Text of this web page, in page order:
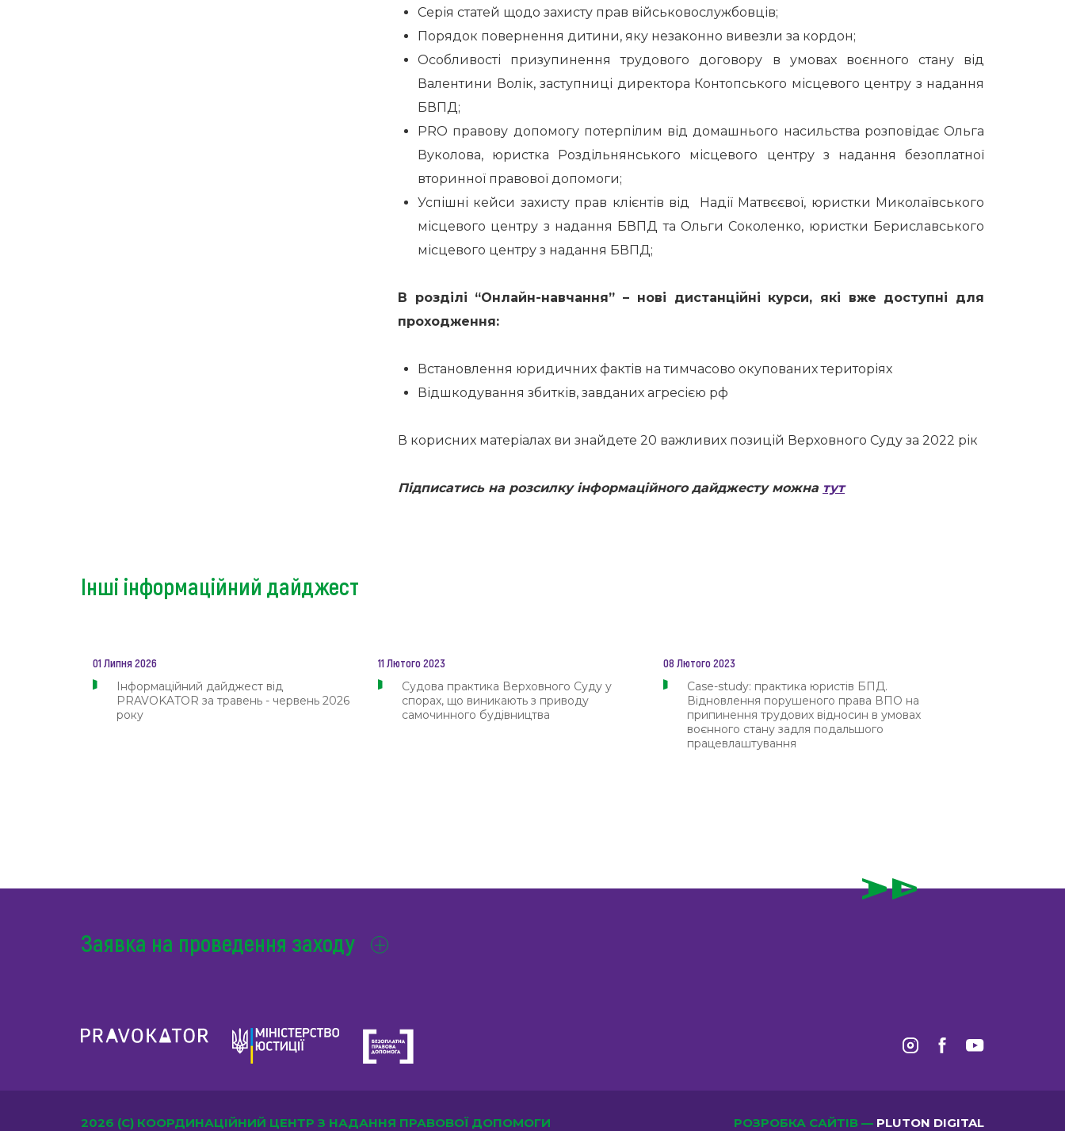
Серія статей щодо захисту прав військовослужбовців;
Порядок повернення дитини, яку незаконно вивезли за кордон;
Особливості призупинення трудового договору в умовах воєнного стану від
Валентини Волік, заступниці директора Контопського місцевого центру з надання
БВПД;
PRO правову допомогу потерпілим від домашнього насильства розповідає Ольга
Вуколова, юристка Роздільнянського місцевого центру з надання безоплатної
вторинної правової допомоги;
Успішні кейси захисту прав клієнтів від Надії Матвєєвої, юристки Миколаївського
місцевого центру з надання БВПД та Ольги Соколенко, юристки Бериславського
місцевого центру з надання БВПД;
В розділі “Онлайн-навчання” – нові дистанційні курси, які вже доступні для
проходження:
Встановлення юридичних фактів на тимчасово окупованих територіях
Відшкодування збитків, завданих агресією рф
В корисних матеріалах ви знайдете 20 важливих позицій Верховного Суду за 2022 рік
Підписатись на розсилку інформаційного дайджесту можна тут
Інші інформаційний дайджест
01 Липня 2026
Інформаційний дайджест від
PRAVOKATOR за травень - червень 2026
року
11 Лютого 2023
Судова практика Верховного Суду у
спорах, що виникають з приводу
самочинного будівництва
08 Лютого 2023
Case-study: практика юристів БПД.
Відновлення порушеного права ВПО на
припинення трудових відносин в умовах
воєнного стану задля подальшого
працевлаштування
Заявка на проведення заходу
2026 (С) КООРДИНАЦІЙНИЙ ЦЕНТР З НАДАННЯ ПРАВОВОЇ ДОПОМОГИ РОЗРОБКА САЙТІВ — PLUTON DIGITAL